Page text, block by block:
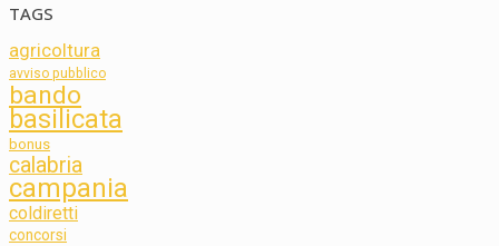
TAGS
agricoltura
avviso pubblico
bando
basilicata
bonus
calabria
campania
coldiretti
concorsi